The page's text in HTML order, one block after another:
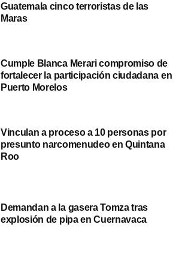
Guatemala cinco terroristas de las
Maras
Cumple Blanca Merari compromiso de
fortalecer la participación ciudadana en
Puerto Morelos
Vinculan a proceso a 10 personas por
presunto narcomenudeo en Quintana
Roo
Demandan a la gasera Tomza tras
explosión de pipa en Cuernavaca